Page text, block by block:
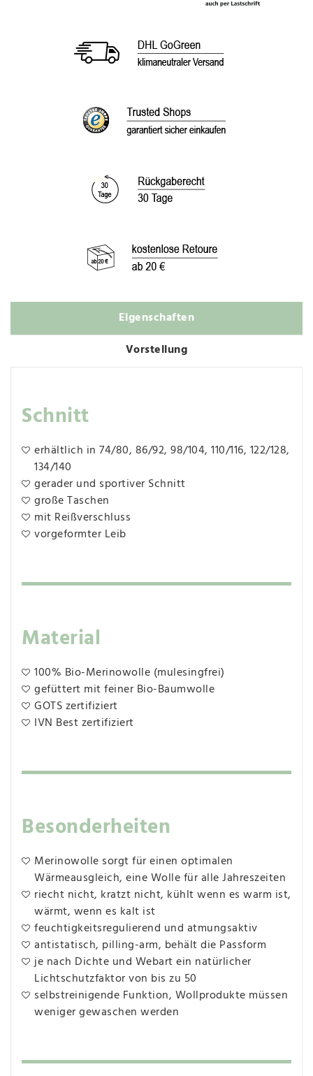
Eigenschaften
Vorstellung
Schnitt
erhältlich in 74/80, 86/92, 98/104, 110/116, 122/128,
134/140
gerader und sportiver Schnitt
große Taschen
mit Reißverschluss
vorgeformter Leib
Material
100% Bio-Merinowolle (mulesingfrei)
gefüttert mit feiner Bio-Baumwolle
GOTS zertifiziert
IVN Best zertifiziert
Besonderheiten
Merinowolle sorgt für einen optimalen
Wärmeausgleich, eine Wolle für alle Jahreszeiten
riecht nicht, kratzt nicht, kühlt wenn es warm ist,
wärmt, wenn es kalt ist
feuchtigkeitsregulierend und atmungsaktiv
antistatisch, pilling-arm, behält die Passform
je nach Dichte und Webart ein natürlicher
Lichtschutzfaktor von bis zu 50
selbstreinigende Funktion, Wollprodukte müssen
weniger gewaschen werden